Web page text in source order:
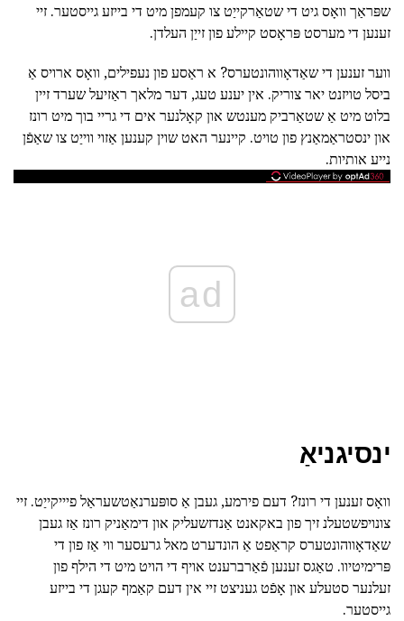
שפּראַך וואָס גיט די שטאַרקייַט צו קעמפן מיט די בייזע גייסטער. זיי
זענען די מערסט פּראָסט קיילע פון זייַן העלדן.
ווער זענען די שאַדאָווהונטערס? א ראַסע פון נעפילים, וואָס ארויס אַ
ביסל טויזנט יאר צוריק. אין יענע טעג, דער מלאך ראַזיעל שערד זיין
בלוט מיט אַ שטאַרביק מענטש און קאָלנער אים די גריי בוך מיט רונז
און ינסטראַמאַנץ פון טויט. קיינער האט שוין קענען אַזוי ווייַט צו שאַפֿן
נייע אותיות.
ad
ינסיגניאַ
וואָס זענען די רונז? דעם פירמע, געבן אַ סופּערנאַטשעראַל פיייקייַט. זיי
צונויפשטעלנ זיך פון באקאנט אַנדזשעליק און דימאַניק רונז אַז געבן
שאַדאָווהונטערס קראַפט אַ הונדערט מאל גרעסער ווי אַז פון די
פּרימיטיוו. טאַגס זענען פֿאַרברענט אויף די הויט מיט די הילף פון
זעלנער סטעלע און אָפֿט געניצט זיי אין דעם קאַמף קעגן די בייזע
גייסטער.